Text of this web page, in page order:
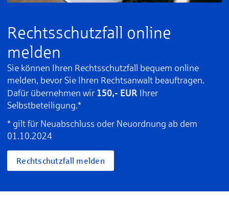
Rechtsschutzfall online
melden
Sie können Ihren Rechtsschutzfall bequem online
melden, bevor Sie Ihren Rechtsanwalt beauftragen.
Dafür übernehmen wir 150,- EUR Ihrer
Selbstbeteiligung.*
* gilt für Neuabschluss oder Neuordnung ab dem
01.10.2024
Rechtschutzfall melden